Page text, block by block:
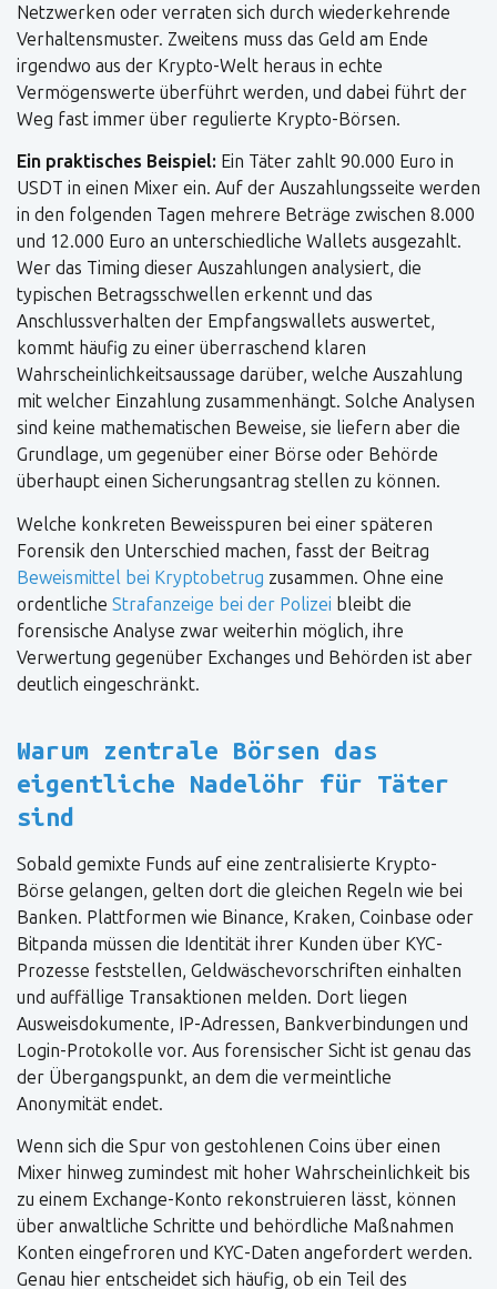
Netzwerken oder verraten sich durch wiederkehrende
Verhaltensmuster. Zweitens muss das Geld am Ende
irgendwo aus der Krypto-Welt heraus in echte
Vermögenswerte überführt werden, und dabei führt der
Weg fast immer über regulierte Krypto-Börsen.
Ein praktisches Beispiel: Ein Täter zahlt 90.000 Euro in
USDT in einen Mixer ein. Auf der Auszahlungsseite werden
in den folgenden Tagen mehrere Beträge zwischen 8.000
und 12.000 Euro an unterschiedliche Wallets ausgezahlt.
Wer das Timing dieser Auszahlungen analysiert, die
typischen Betragsschwellen erkennt und das
Anschlussverhalten der Empfangswallets auswertet,
kommt häufig zu einer überraschend klaren
Wahrscheinlichkeitsaussage darüber, welche Auszahlung
mit welcher Einzahlung zusammenhängt. Solche Analysen
sind keine mathematischen Beweise, sie liefern aber die
Grundlage, um gegenüber einer Börse oder Behörde
überhaupt einen Sicherungsantrag stellen zu können.
Welche konkreten Beweisspuren bei einer späteren
Forensik den Unterschied machen, fasst der Beitrag
Beweismittel bei Kryptobetrug zusammen. Ohne eine
ordentliche Strafanzeige bei der Polizei bleibt die
forensische Analyse zwar weiterhin möglich, ihre
Verwertung gegenüber Exchanges und Behörden ist aber
deutlich eingeschränkt.
Warum zentrale Börsen das
eigentliche Nadelöhr für Täter
sind
Sobald gemixte Funds auf eine zentralisierte Krypto-
Börse gelangen, gelten dort die gleichen Regeln wie bei
Banken. Plattformen wie Binance, Kraken, Coinbase oder
Bitpanda müssen die Identität ihrer Kunden über KYC-
Prozesse feststellen, Geldwäschevorschriften einhalten
und auffällige Transaktionen melden. Dort liegen
Ausweisdokumente, IP-Adressen, Bankverbindungen und
Login-Protokolle vor. Aus forensischer Sicht ist genau das
der Übergangspunkt, an dem die vermeintliche
Anonymität endet.
Wenn sich die Spur von gestohlenen Coins über einen
Mixer hinweg zumindest mit hoher Wahrscheinlichkeit bis
zu einem Exchange-Konto rekonstruieren lässt, können
über anwaltliche Schritte und behördliche Maßnahmen
Konten eingefroren und KYC-Daten angefordert werden.
Genau hier entscheidet sich häufig, ob ein Teil des